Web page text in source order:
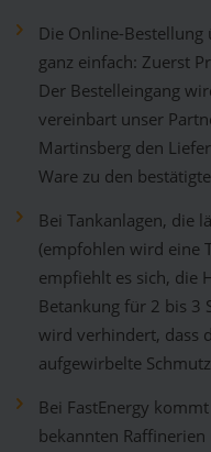
Die Online-
ganz einfach: Zuerst
Der Bestelleingang
vereinbart unser
Martinsberg den
Ware zu den
Bei Tankanlagen, die
(empfohlen wird eine
empfiehlt es sich, die
Betankung für 2 bis 3
wird verhindert, dass
aufgewirbelte
Bei FastEnergy
bekannten